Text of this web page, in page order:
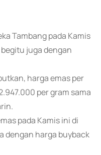
Tambang pada Kamis
juga dengan
harga emas per
per gram sama
pada Kamis ini di
dengan harga buyback